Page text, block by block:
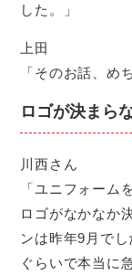
した。」
上田
「そのお話、
ロゴが決まら
川西さん
「ユニフォーム
ロゴがなかなか
ンは昨年9月で
ぐらいで本当に